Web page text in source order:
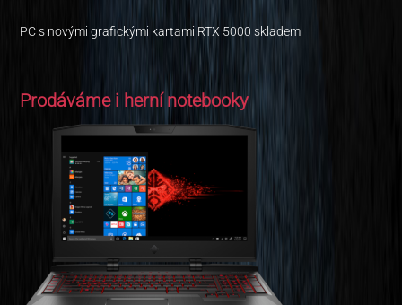
PC s novými grafickými kartami RTX 5000 skladem
Prodáváme i herní notebooky